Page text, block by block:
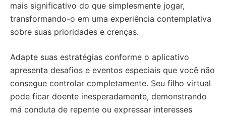
mais significativo do que simplesmente jogar,
transformando-o em uma experiência contemplativa
sobre suas prioridades e crenças.
Adapte suas estratégias conforme o aplicativo
apresenta desafios e eventos especiais que você não
consegue controlar completamente. Seu filho virtual
pode ficar doente inesperadamente, demonstrando
má conduta de repente ou expressar interesses